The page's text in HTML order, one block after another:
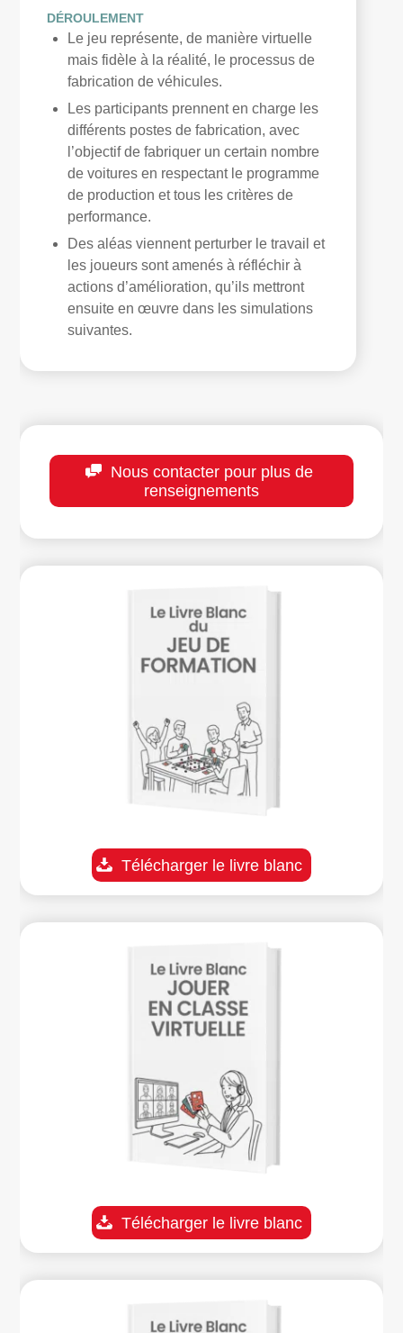
DÉROULEMENT
Le jeu représente, de manière virtuelle
mais fidèle à la réalité, le processus de
fabrication de véhicules.
Les participants prennent en charge les
différents postes de fabrication, avec
l’objectif de fabriquer un certain nombre
de voitures en respectant le programme
de production et tous les critères de
performance.
Des aléas viennent perturber le travail et
les joueurs sont amenés à réfléchir à
actions d’amélioration, qu’ils mettront
ensuite en œuvre dans les simulations
suivantes.
Nous contacter pour plus de
renseignements
Télécharger le livre blanc
Télécharger le livre blanc